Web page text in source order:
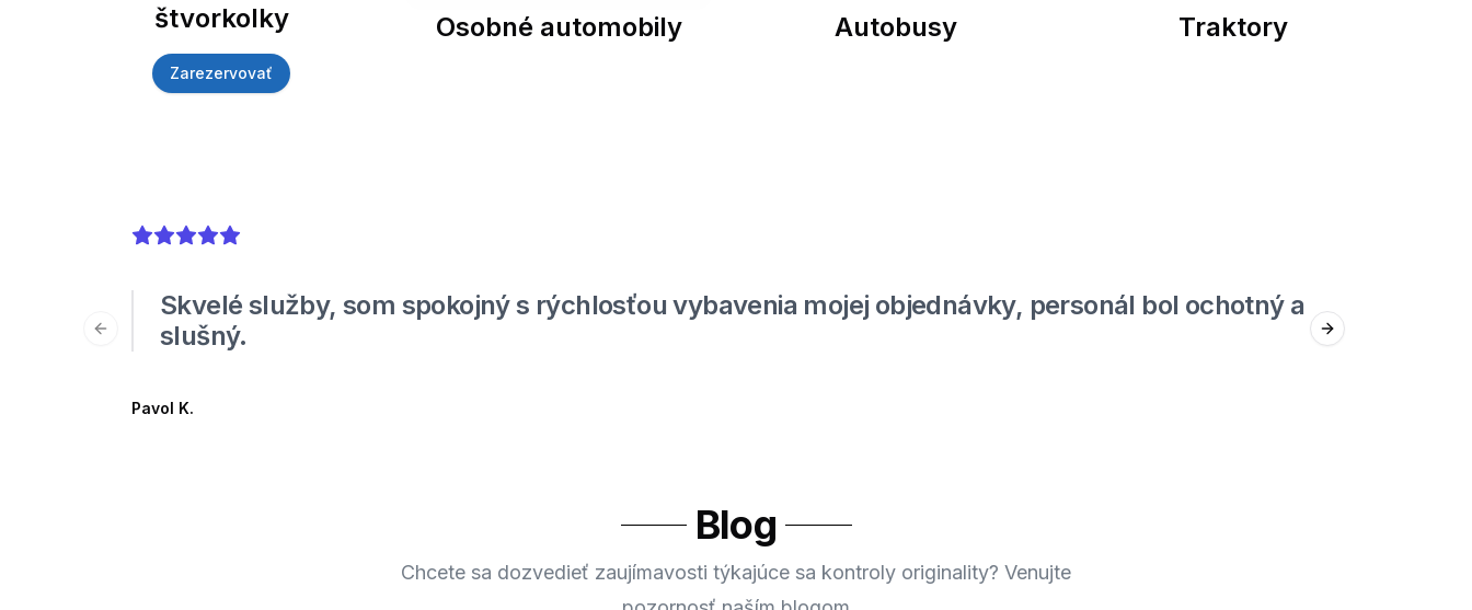
štvorkolky
Zarezervovať
Osobné automobily Autobusy Traktory
5out of 5 stars
Skvelé služby, som spokojný s rýchlosťou vybavenia mojej objednávky, personál bol ochotný a
slušný.
Pavol K.
Previous slide Next slide
Blog
Chcete sa dozvedieť zaujímavosti týkajúce sa kontroly originality? Venujte